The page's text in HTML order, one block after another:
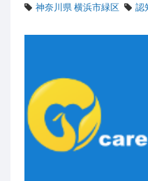
神奈川県 横浜市緑区
認